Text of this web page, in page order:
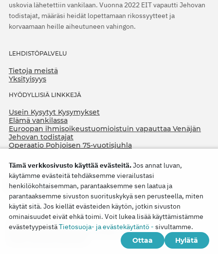
uskovia lähetettiin vankilaan. Vuonna 2022 EIT vapautti Jehovan
todistajat, määräsi heidät lopettamaan rikossyytteet ja
korvaamaan heille aiheutuneen vahingon.
LEHDISTÖPALVELU
Tietoja meistä
Yksityisyys
HYÖDYLLISIÄ LINKKEJÄ
Usein Kysytyt Kysymykset
Elämä vankilassa
Euroopan ihmisoikeustuomioistuin vapauttaa Venäjän
Jehovan todistajat
Operaatio Pohjoisen 75-vuotisjuhla
Copyright © 2026
Watch Tower Bible and Tract Society of Korea.
Tämä verkkosivusto käyttää evästeitä.Jos annat luvan,
käytämme evästeitä tehdäksemme vierailustasi
henkilökohtaisemman, parantaaksemme sen laatua ja
parantaaksemme sivuston suorituskykyä sen perusteella, miten
käytät sitä. Jos kiellät evästeiden käytön, jotkin sivuston
ominaisuudet eivät ehkä toimi. Voit lukea lisää käyttämistämme
evästetyypeistäTietosuoja- ja evästekäytäntö - sivultamme.
Ottaa
Hylätä